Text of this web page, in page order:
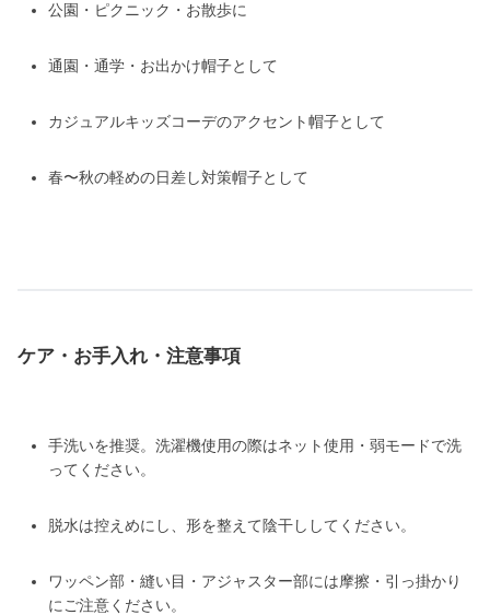
公園・ピクニック・お散歩に
通園・通学・お出かけ帽子として
カジュアルキッズコーデのアクセント帽子として
春〜秋の軽めの日差し対策帽子として
ケア・お手入れ・注意事項
手洗いを推奨。洗濯機使用の際はネット使用・弱モードで洗
ってください。
脱水は控えめにし、形を整えて陰干ししてください。
ワッペン部・縫い目・アジャスター部には摩擦・引っ掛かり
にご注意ください。